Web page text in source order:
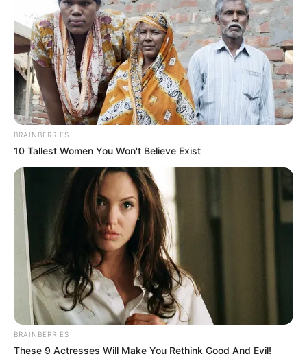
BRAINBERRIES
10 Tallest Women You Won't Believe Exist
BRAINBERRIES
These 9 Actresses Will Make You Rethink Good And Evil!